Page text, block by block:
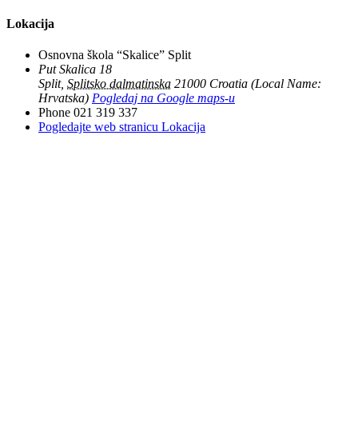
Lokacija
Osnovna škola “Skalice” Split
Put Skalica 18
Split, Splitsko dalmatinska 21000 Croatia (Local Name:
Hrvatska) Pogledaj na Google maps-u
Phone 021 319 337
Pogledajte web stranicu Lokacija